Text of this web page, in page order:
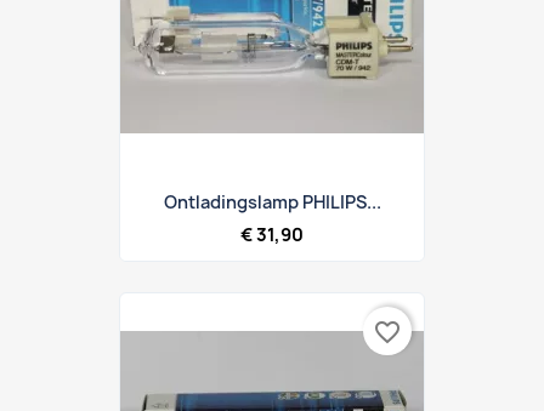
Ontladingslamp PHILIPS...
€ 31,90
favorite_border